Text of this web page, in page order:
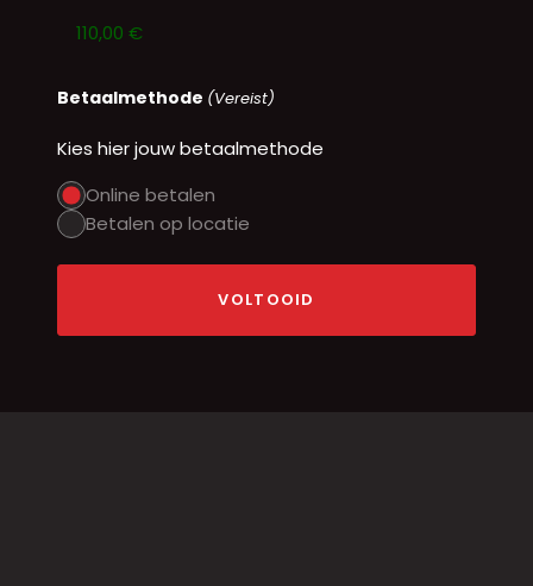
Betaalmethode (Vereist)
Kies hier jouw betaalmethode
Online betalen
Betalen op locatie